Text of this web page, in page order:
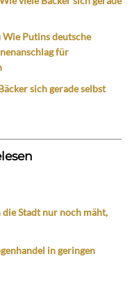
Wie Putins deutsche
für
sich gerade selbst
Stadt nur noch mäht,
in geringen